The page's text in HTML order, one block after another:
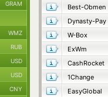
Best-Obmen
Dynasty-Pay
W-Box
ExWm
CashRocket
1Change
EasyGlobal
GRAM
WMZ
RUB
USD
USD
CNY